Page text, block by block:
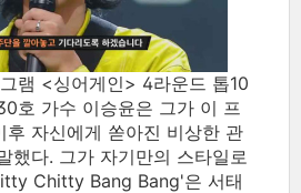
램 <싱어게인> 4라운드 톱10
호 가수 이승윤은 그가 이 프
후 자신에게 쏟아진 비상한 관
했다. 그가 자기만의 스타일로
Chitty Bang Bang'은 서태